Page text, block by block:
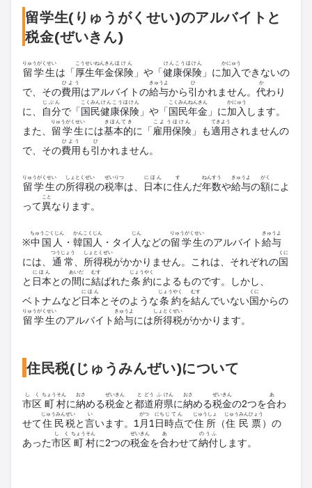
と、自己負担(じこふたん)が減(へ)ります。このページで
は、年金(ねんきん)や医療保険(いりょうほけん)などについ
て説明(せつめい)します。
留学生(りゅうがくせい)のアルバイトと
税金(ぜいきん)
留学生
りゅうがくせい
は「厚生年金
こうせいねんきん
保険
ほけん
」や「健康保険
けんこうほけん
」に加入
かにゅう
できないの
で、その費用
ひよう
はアルバイトの給与
きゅうよ
から引
ひ
かれません。 代
か
わり
に、
自分
じぶん
で「国民
こくみん
健康保険
けんこうほけん
」や「国民年金
こくみんねんきん
」に加入
かにゅう
します。
また、 留学生
りゅうがくせい
には基本的
きほんてき
に「雇用保険
こようほけん
」も適用
てきよう
されませんの
で、その費用
ひよう
も引
ひ
かれません。
留学生
りゅうがくせい
の所得
しょとく
税
ぜい
の税率
ぜいりつ
は、 日本
にほん
に住
す
んだ年数
ねんすう
や給与
きゅうよ
の額
がく
によ
って異
こと
なります。
※中国人
ちゅうごくじん
・ 韓国人
かんこくじん
・タイ 人
じん
などの留学生
りゅうがくせい
のアルバイト給与
きゅうよ
には、 通常
つうじょう
所得
しょとく
税
ぜい
がかかりません。これは、それぞれの国
くに
と 日本
にほん
との間
あいだ
に結
むす
ばれた条約
じょうやく
によるものです。しかし、
ベトナムなど日本
にほん
とそのような条約
じょうやく
を結
むす
んでいない国
くに
からの
留学生
りゅうがくせい
のアルバイト給与
きゅうよ
には所得
しょとく
税
ぜい
がかかります。
住民税(じゅうみんぜい)について
市
し
区
く
町
ちょう
村
そん
に納
おさ
める税金
ぜいきん
と都
と
道
どう
府
ふ
県
けん
に納
おさ
める税金
ぜいきん
の2つを合
あ
わ
せて住民
じゅうみん
税
ぜい
と言
い
います。1 月
がつ
1日
にち
時点
じてん
で住所
じゅうしょ
（住民票
じゅうみんひょう
）の
あった市
し
区
く
町
ちょう
村
そん
に2つの税金
ぜいきん
を合
あ
わせて納付
のうふ
します。